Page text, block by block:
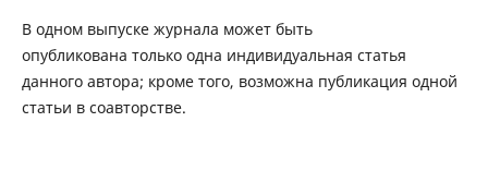
В одном выпуске журнала может быть
опубликована только одна индивидуальная статья
данного автора; кроме того, возможна публикация одной
статьи в соавторстве.